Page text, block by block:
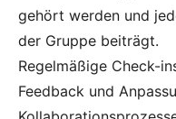
gehört werden und
der Gruppe beiträgt.
Regelmäßige Check-
Feedback und